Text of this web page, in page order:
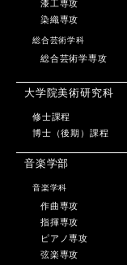
漆工専攻
染織専攻
総合芸術学科
総合芸術学専攻
大学院美術研究科
修士課程
博士（後期）課程
音楽学部
音楽学科
作曲専攻
指揮専攻
ピアノ専攻
弦楽専攻